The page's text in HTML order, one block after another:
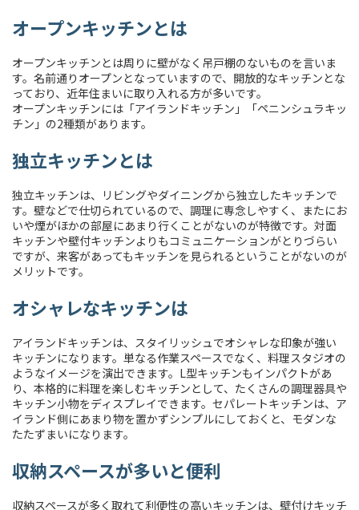
オープンキッチンとは
オープンキッチンとは周りに壁がなく吊戸棚のないものを言いま
す。名前通りオープンとなっていますので、開放的なキッチンとな
っており、近年住まいに取り入れる方が多いです。
オープンキッチンには「アイランドキッチン」「ペニンシュラキッ
チン」の2種類があります。
独立キッチンとは
独立キッチンは、リビングやダイニングから独立したキッチンで
す。壁などで仕切られているので、調理に専念しやすく、またにお
いや煙がほかの部屋にあまり行くことがないのが特徴です。対面
キッチンや壁付キッチンよりもコミュニケーションがとりづらい
ですが、来客があってもキッチンを見られるということがないのが
メリットです。
オシャレなキッチンは
アイランドキッチンは、スタイリッシュでオシャレな印象が強い
キッチンになります。単なる作業スペースでなく、料理スタジオの
ようなイメージを演出できます。L型キッチンもインパクトがあ
り、本格的に料理を楽しむキッチンとして、たくさんの調理器具や
キッチン小物をディスプレイできます。セパレートキッチンは、ア
イランド側にあまり物を置かずシンプルにしておくと、モダンな
たたずまいになります。
収納スペースが多いと便利
収納スペースが多く取れて利便性の高いキッチンは、壁付けキッチ